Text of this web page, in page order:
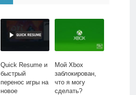
Quick Resume и
быстрый
перенос игры на
новое
Мой Xbox
заблокирован,
что я могу
сделать?